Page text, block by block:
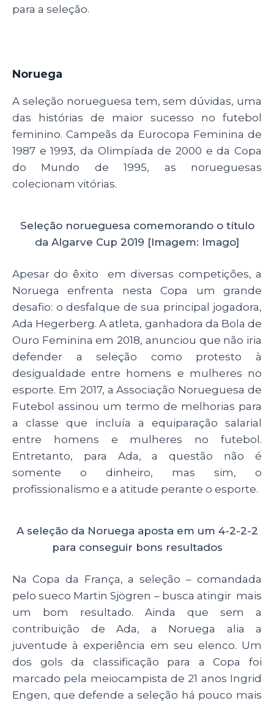
para a seleção.
Noruega
A seleção norueguesa tem, sem dúvidas, uma
das histórias de maior sucesso no futebol
feminino. Campeãs da Eurocopa Feminina de
1987 e 1993, da Olimpíada de 2000 e da Copa
do Mundo de 1995, as norueguesas
colecionam vitórias.
Seleção norueguesa comemorando o título
da Algarve Cup 2019 [Imagem: Imago]
Apesar do êxito em diversas competições, a
Noruega enfrenta nesta Copa um grande
desafio: o desfalque de sua principal jogadora,
Ada Hegerberg. A atleta, ganhadora da Bola de
Ouro Feminina em 2018, anunciou que não iria
defender a seleção como protesto à
desigualdade entre homens e mulheres no
esporte. Em 2017, a Associação Norueguesa de
Futebol assinou um termo de melhorias para
a classe que incluía a equiparação salarial
entre homens e mulheres no futebol.
Entretanto, para Ada, a questão não é
somente o dinheiro, mas sim, o
profissionalismo e a atitude perante o esporte.
A seleção da Noruega aposta em um 4-2-2-2
para conseguir bons resultados
Na Copa da França, a seleção – comandada
pelo sueco Martin Sjögren – busca atingir mais
um bom resultado. Ainda que sem a
contribuição de Ada, a Noruega alia a
juventude à experiência em seu elenco. Um
dos gols da classificação para a Copa foi
marcado pela meiocampista de 21 anos Ingrid
Engen, que defende a seleção há pouco mais